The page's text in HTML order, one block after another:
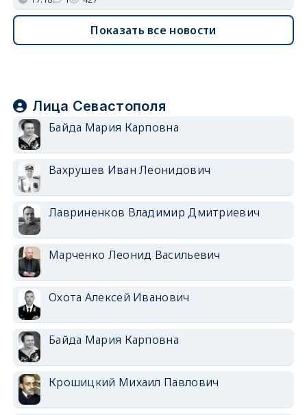
Показать все новости
Лица Севастополя
Байда Мария Карповна
Вахрушев Иван Леонидович
Лавриненков Владимир Дмитриевич
Марченко Леонид Васильевич
Охота Алексей Иванович
Байда Мария Карповна
Крошицкий Михаил Павлович